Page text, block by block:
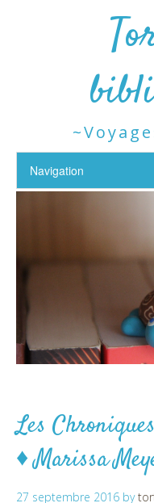
Les
♦ Marissa
27 septembre 2016 by